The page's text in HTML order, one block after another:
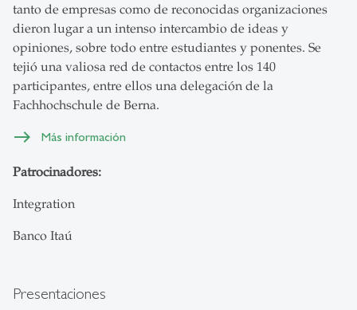
tanto de empresas como de reconocidas organizaciones
dieron lugar a un intenso intercambio de ideas y
opiniones, sobre todo entre estudiantes y ponentes. Se
tejió una valiosa red de contactos entre los 140
participantes, entre ellos una delegación de la
Fachhochschule de Berna.
Más información
Patrocinadores:
Integration
Banco Itaú
Presentaciones